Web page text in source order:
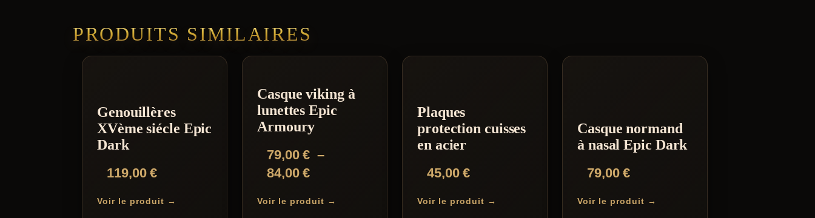
PRODUITS SIMILAIRES
Genouillères
XVème siécle Epic
Dark
119,00€
Voir le produit →
Casque viking à
lunettes Epic
Armoury
79,00€ –
84,00€Plage
prix :
Voir le produit →
Plaques
protection cuisses
en acier
45,00€
Voir le produit →
Casque normand
à nasal Epic Dark
79,00€
Voir le produit →